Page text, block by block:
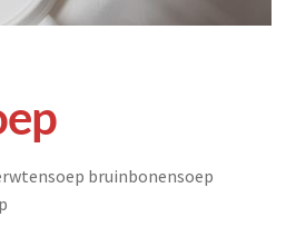
bruinbonensoep